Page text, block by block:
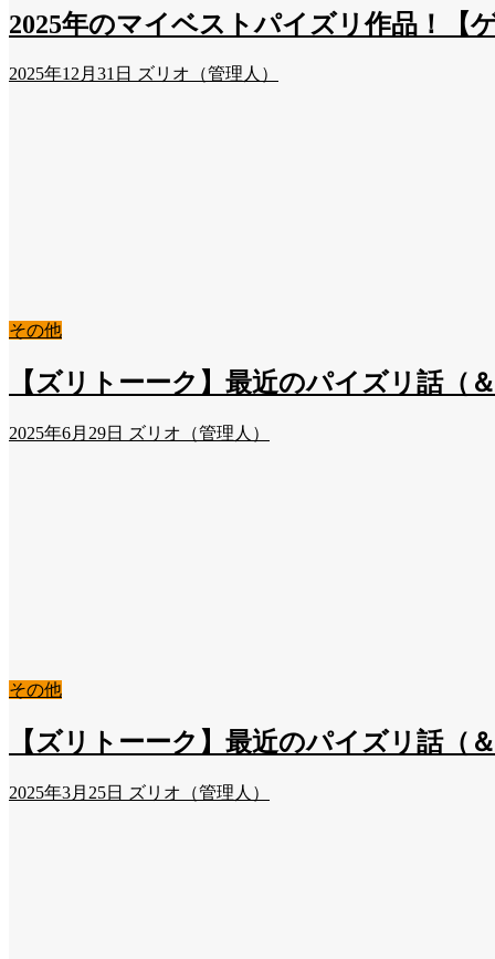
2025年のマイベストパイズリ作品！【
2025年12月31日 ズリオ（管理人）
その他
【ズリトーーク】最近のパイズリ話（
2025年6月29日 ズリオ（管理人）
その他
【ズリトーーク】最近のパイズリ話（
2025年3月25日 ズリオ（管理人）